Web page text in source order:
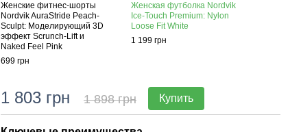
Женские фитнес-шорты
Nordvik AuraStride Peach-
Sculpt: Моделирующий 3D
эффект Scrunch-Lift и
Naked Feel Pink
699 грн
Женская футболка Nordvik
Ice-Touch Premium: Nylon
Loose Fit White
1 199 грн
1 803 грн 1 898 грн Купить